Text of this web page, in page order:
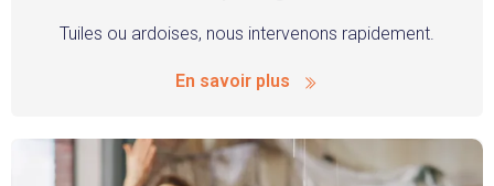
Tuiles ou ardoises, nous intervenons rapidement.
En savoir plus